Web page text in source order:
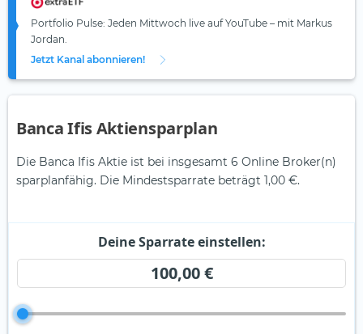
Portfolio Pulse: Jeden Mittwoch live auf YouTube – mit Markus
Jordan.
Jetzt Kanal abonnieren!
Banca Ifis Aktiensparplan
Die Banca Ifis Aktie ist bei insgesamt 6 Online Broker(n)
sparplanfähig. Die Mindestsparrate beträgt 1,00 €.
Deine Sparrate einstellen:
100,00 €